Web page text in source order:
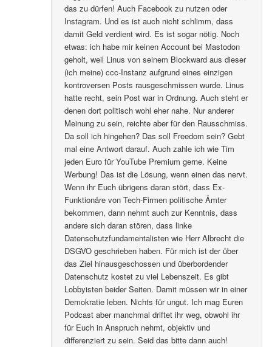
das zu dürfen! Auch Facebook zu nutzen oder
Instagram. Und es ist auch nicht schlimm, dass
damit Geld verdient wird. Es ist sogar nötig. Noch
etwas: ich habe mir keinen Account bei Mastodon
geholt, weil Linus von seinem Blockward aus dieser
(ich meine) ccc-Instanz aufgrund eines einzigen
kontroversen Posts rausgeschmissen wurde. Linus
hatte recht, sein Post war in Ordnung. Auch steht er
denen dort politisch wohl eher nahe. Nur anderer
Meinung zu sein, reichte aber für den Rausschmiss.
Da soll ich hingehen? Das soll Freedom sein? Gebt
mal eine Antwort darauf. Auch zahle ich wie Tim
jeden Euro für YouTube Premium gerne. Keine
Werbung! Das ist die Lösung, wenn einen das nervt.
Wenn ihr Euch übrigens daran stört, dass Ex-
Funktionäre von Tech-Firmen politische Ämter
bekommen, dann nehmt auch zur Kenntnis, dass
andere sich daran stören, dass linke
Datenschutzfundamentalisten wie Herr Albrecht die
DSGVO geschrieben haben. Für mich ist der über
das Ziel hinausgeschossen und überbordender
Datenschutz kostet zu viel Lebenszeit. Es gibt
Lobbyisten beider Seiten. Damit müssen wir in einer
Demokratie leben. Nichts für ungut. Ich mag Euren
Podcast aber manchmal driftet ihr weg, obwohl ihr
für Euch in Anspruch nehmt, objektiv und
differenziert zu sein. Seid das bitte dann auch!